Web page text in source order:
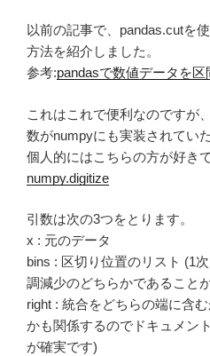
以前の記事で、pandas.cutを
方法を紹介しました。
参考:pandasで数値データを
これはこれで便利なのですが
数がnumpyにも実装されてい
個人的にはこちらの方が好きで
numpy.digitize
引数は次の3つをとります。
x : 元のデータ
bins : 区切り位置のリスト (1
調減少のどちらかであること
right : 統合をどちらの端に含
かも関係するのでドキュメン
が確実です)